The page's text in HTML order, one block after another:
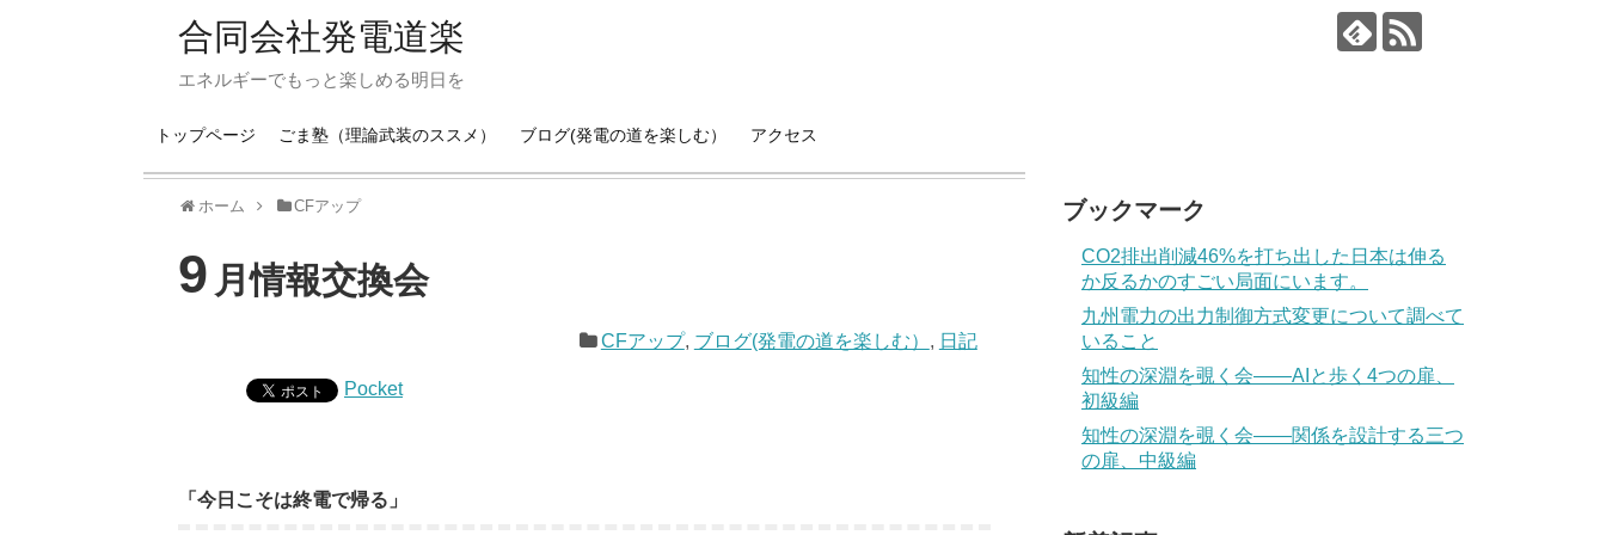
合同会社発電道楽
エネルギーでもっと楽しめる明日を
トップページ ごま塾（理論武装のススメ） ブログ(発電の道を楽しむ） アクセス
ホーム CFアップ
9 月情報交換会
CFアップ, ブログ(発電の道を楽しむ） , 日記
Pocket
「今日こそは終電で帰る」
ブックマーク
CO2排出削減46%を打ち出した日本は伸る
か反るかのすごい局面にいます。
九州電力の出力制御方式変更について調べて
いること
知性の深淵を覗く会——AIと歩く4つの扉、
初級編
知性の深淵を覗く会——関係を設計する三つ
の扉、中級編